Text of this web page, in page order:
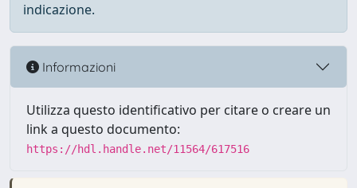
indicazione.
Informazioni
Utilizza questo identificativo per citare o creare un
link a questo documento:
https://hdl.handle.net/11564/617516